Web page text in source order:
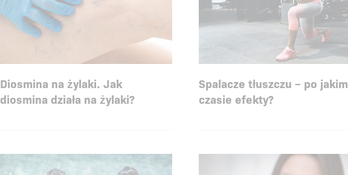
Diosmina na żylaki. Jak
diosmina działa na żylaki?
Spalacze tłuszczu – po jakim
czasie efekty?